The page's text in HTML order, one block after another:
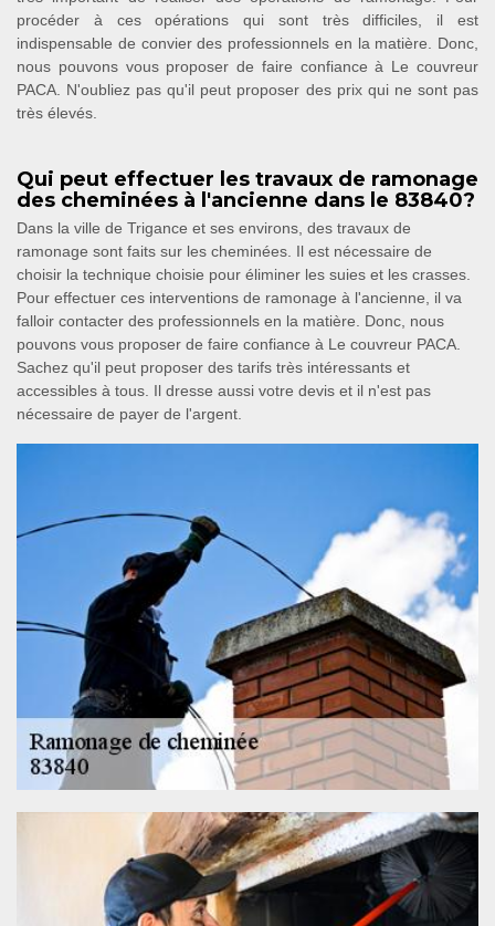
procéder à ces opérations qui sont très difficiles, il est
indispensable de convier des professionnels en la matière. Donc,
nous pouvons vous proposer de faire confiance à Le couvreur
PACA. N'oubliez pas qu'il peut proposer des prix qui ne sont pas
très élevés.
Qui peut effectuer les travaux de ramonage
des cheminées à l'ancienne dans le 83840?
Dans la ville de Trigance et ses environs, des travaux de
ramonage sont faits sur les cheminées. Il est nécessaire de
choisir la technique choisie pour éliminer les suies et les crasses.
Pour effectuer ces interventions de ramonage à l'ancienne, il va
falloir contacter des professionnels en la matière. Donc, nous
pouvons vous proposer de faire confiance à Le couvreur PACA.
Sachez qu'il peut proposer des tarifs très intéressants et
accessibles à tous. Il dresse aussi votre devis et il n'est pas
nécessaire de payer de l'argent.